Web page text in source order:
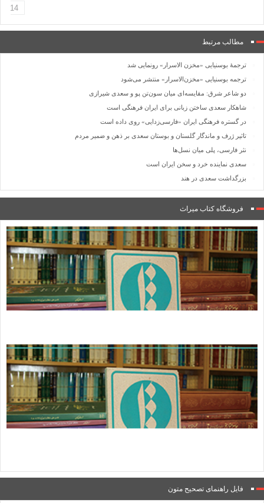
مطالب مرتبط
ترجمۀ بوسنیایی «مخزن الاسرار» رونمایی شد
ترجمه بوسنیایی «مخزن‌الاسرار» منتشر می‌شود
دو شاعر شرق: مقایسه‌ای میان سون‌تن پو و سعدی شیرازی
شاهکار سعدی ساختن زبانی برای ایران فرهنگی است
در گستره فرهنگی ایران «فارسی‌زدایی» روی داده است
تاثیر ژرف و ماندگار گلستان و بوستان سعدی بر ذهن و ضمیر مردم
نثر فارسی، پلی میان نسل‌ها
سعدی نماینده خرد و سخن ایران است
بزرگداشت سعدی در هند
فروشگاه کتاب میراث
فایل راهنمای تصحیح متون